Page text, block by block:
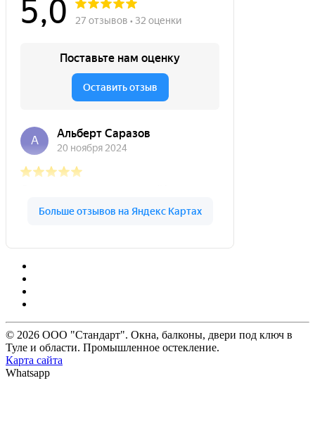
© 2026 ООО "Стандарт". Окна, балконы, двери под ключ в
Туле и области. Промышленное остекление.
Карта сайта
Whatsapp